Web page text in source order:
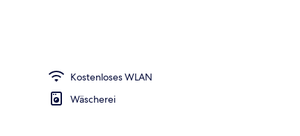
Kostenloses WLAN
Wäscherei